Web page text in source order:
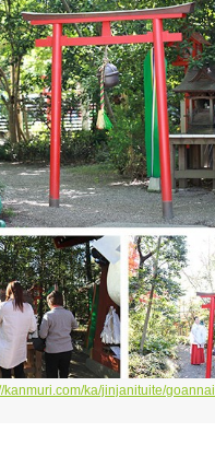
kanmuri.com/ka/jinjanituite/goannai